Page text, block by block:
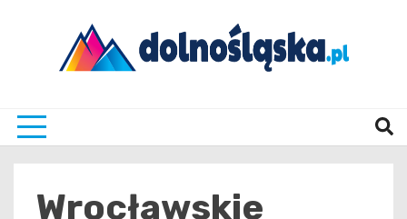
Wrocławskie